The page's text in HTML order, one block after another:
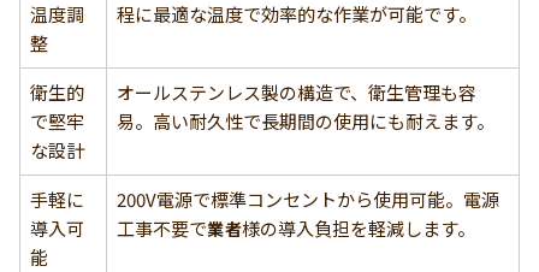
温度調
整
程に最適な温度で効率的な作業が可能です。
衛生的
で堅牢
な設計
オールステンレス製の構造で、衛生管理も容
易。高い耐久性で長期間の使用にも耐えます。
手軽に
導入可
能
200V電源で標準コンセントから使用可能。電源
工事不要で業者様の導入負担を軽減します。